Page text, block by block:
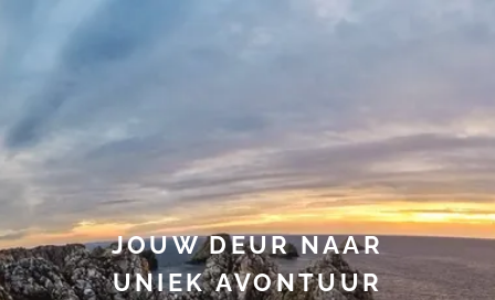
JOUW DEUR NAAR
UNIEKAVONTUUR